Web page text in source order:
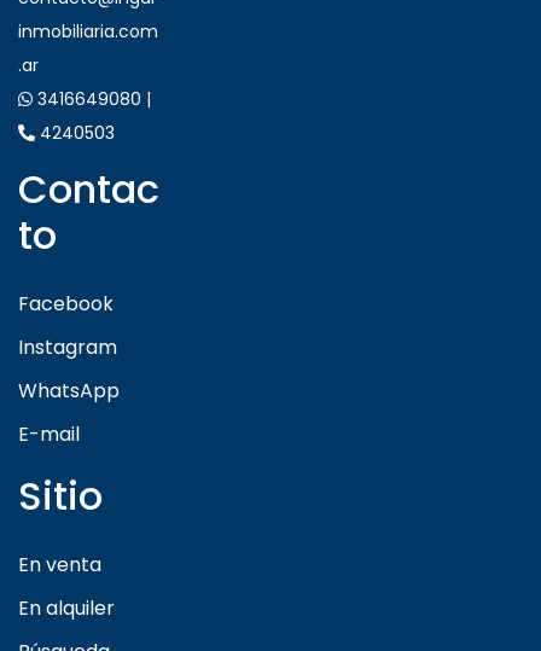
inmobiliaria.com
.ar
3416649080 |
4240503
Contac
to
Facebook
Instagram
WhatsApp
E-mail
Sitio
En venta
En alquiler